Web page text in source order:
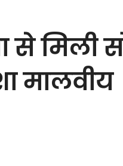
से मिली
मालवीय